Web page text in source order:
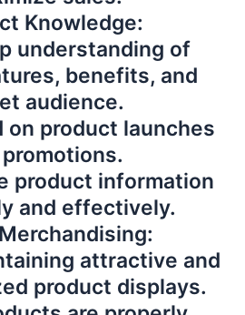
Knowledge:
understanding of
benefits, and
audience.
on product launches
product information
and effectively.
attractive and
product displays.